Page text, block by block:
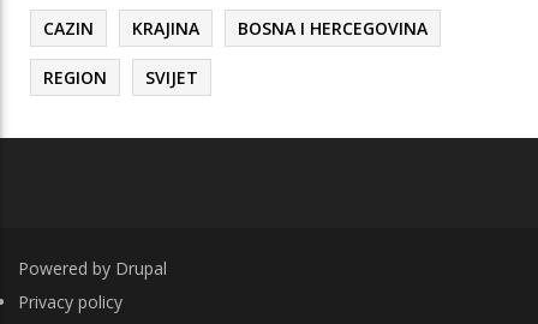
CAZIN KRAJINA BOSNA I HERCEGOVINA
REGION SVIJET
Powered by Drupal
FOOTER
Privacy policy